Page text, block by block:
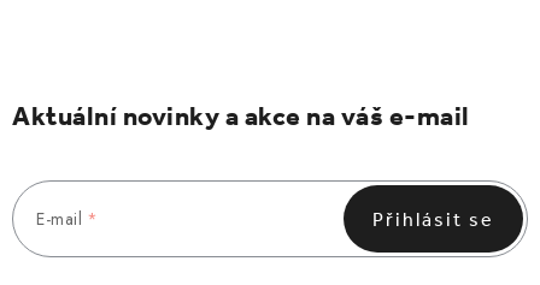
Aktuální novinky a akce na váš e-mail
E-mail Přihlásit se